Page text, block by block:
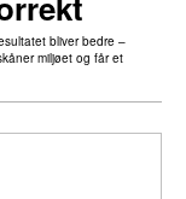
bliver bedre –
miljøet og får et